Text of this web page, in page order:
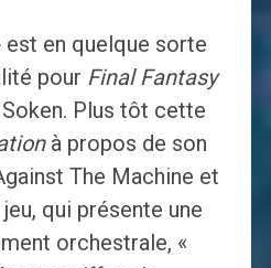
est en quelque sorte
pour Final Fantasy
Plus tôt cette
à propos de son
The Machine et
qui présente une
orchestrale, «